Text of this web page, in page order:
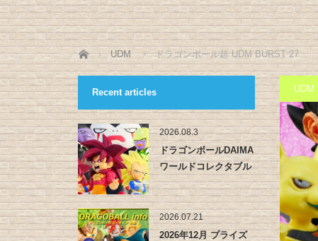
ホーム UDM ドラゴンボール超 UDM BURST 27
UDM
Recent articles
2026.08.3
ドラゴンボールDAIMA
ワールドコレクタブル
フィ…
2026.07.21
2026年12月 プライズ